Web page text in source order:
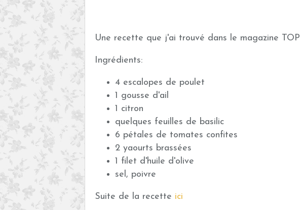
Une recette que j'ai trouvé dans le magazine TOP
Ingrédients:
4 escalopes de poulet
1 gousse d'ail
1 citron
quelques feuilles de basilic
6 pétales de tomates confites
2 yaourts brassées
1 filet d'huile d'olive
sel, poivre
Suite de la recette ici